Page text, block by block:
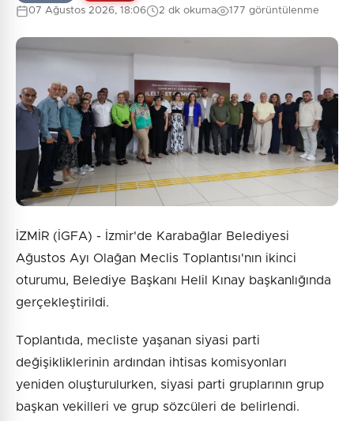
Gönder
07 Ağustos 2026, 18:06 2 dk okuma 177 görüntülenme
İZMİR (İGFA) - İzmir'de Karabağlar Belediyesi
Ağustos Ayı Olağan Meclis Toplantısı'nın ikinci
oturumu, Belediye Başkanı Helil Kınay başkanlığında
gerçekleştirildi.
Toplantıda, mecliste yaşanan siyasi parti
değişikliklerinin ardından ihtisas komisyonları
yeniden oluşturulurken, siyasi parti gruplarının grup
başkan vekilleri ve grup sözcüleri de belirlendi.